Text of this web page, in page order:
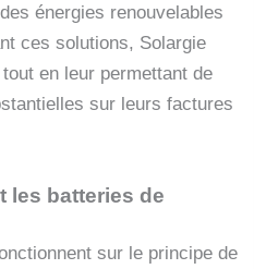
énergies renouvelables
ces solutions, Solargie
en leur permettant de
sur leurs factures
les batteries de
sur le principe de